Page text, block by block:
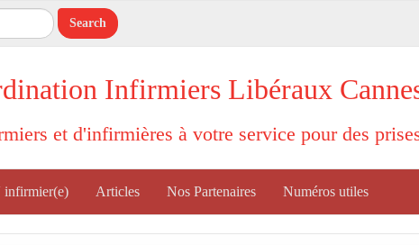
Infirmiers Libéraux
et d'infirmières à votre service pour des
Articles Nos Partenaires Numéros utiles